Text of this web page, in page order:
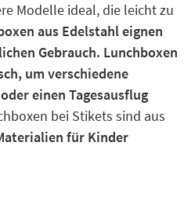
Modelle ideal, die leicht zu
aus Edelstahl eignen
Gebrauch. Lunchboxen
um verschiedene
einen Tagesausflug
bei Stikets sind aus
für Kinder